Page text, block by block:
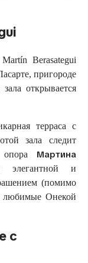
Berasategui
пригороде
открывается
терраса с
зала следит
опора Мартина
и
(помимо
любимые Онекой
с